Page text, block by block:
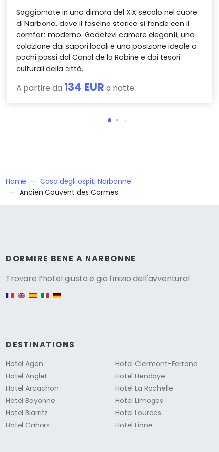
Soggiornate in una dimora del XIX secolo nel cuore
di Narbona, dove il fascino storico si fonde con il
comfort moderno. Godetevi camere eleganti, una
colazione dai sapori locali e una posizione ideale a
pochi passi dal Canal de la Robine e dai tesori
culturali della città.
A partire da 134 EUR a notte
Home
Casa degli ospiti Narbonne
Ancien Couvent des Carmes
DORMIRE BENE A NARBONNE
Trovare l’hotel giusto è già l'inizio dell'avventura!
English version
DESTINATIONS
Hotel Agen
Hotel Anglet
Hotel Arcachon
Hotel Bayonne
Hotel Biarritz
Hotel Cahors
Hotel Clermont-Ferrand
Hotel Hendaye
Hotel La Rochelle
Hotel Limoges
Hotel Lourdes
Hotel Lione